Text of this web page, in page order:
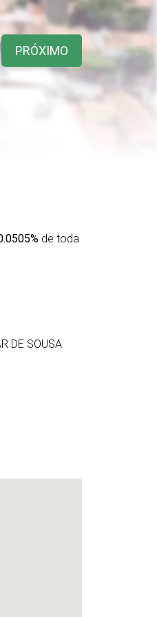
PRÓXIMO
de toda
DE SOUSA